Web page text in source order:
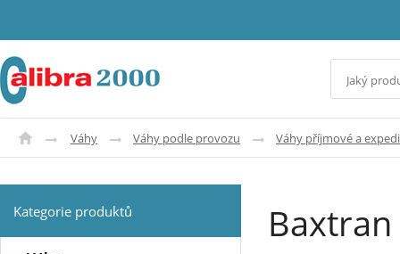
Váhy Váhy podle provozu Váhy příjmové a
Kategorie produktů